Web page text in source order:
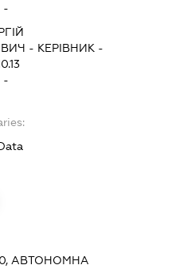
-
- КЕРІВНИК -
-
АВТОНОМНА